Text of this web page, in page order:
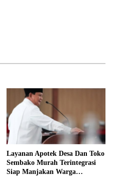
Layanan Apotek Desa Dan Toko
Sembako Murah Terintegrasi
Siap Manjakan Warga